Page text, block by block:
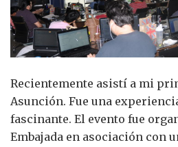
Recientemente asistí a mi
Asunción. Fue una
fascinante. El evento fue
Embajada en asociación con